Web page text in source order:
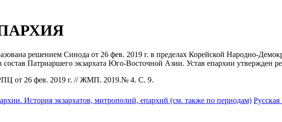
решением Синода от 26 фев. 2019 г. в пределах Корейской Народно-
Патриаршего экзархата Юго-Восточной Азии. Устав епархии утвержден
от 26 фев. 2019 г. // ЖМП. 2019.№ 4. С. 9.
История экзархатов, митрополий, епархий (см. также по периодам)